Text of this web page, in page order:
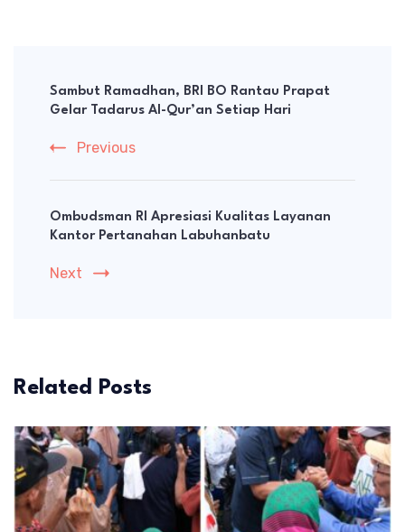
Navigation
Sambut Ramadhan, BRI BO Rantau Prapat
Gelar Tadarus Al-Qur’an Setiap Hari
Previous
Ombudsman RI Apresiasi Kualitas Layanan
Kantor Pertanahan Labuhanbatu
Next
Related Posts